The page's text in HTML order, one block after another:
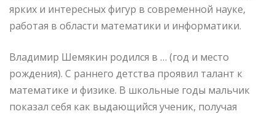
ярких и интересных фигур в современной науке,
работая в области математики и информатики.
Владимир Шемякин родился в … (год и место
рождения). С раннего детства проявил талант к
математике и физике. В школьные годы мальчик
показал себя как выдающийся ученик, получая